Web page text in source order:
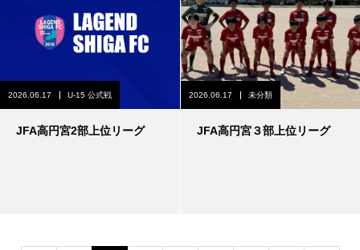
2026.06.17 U-15 公式戦
JFA高円宮2部上位リーグ
2026.06.17 未分類
JFA高円宮３部上位リーグ